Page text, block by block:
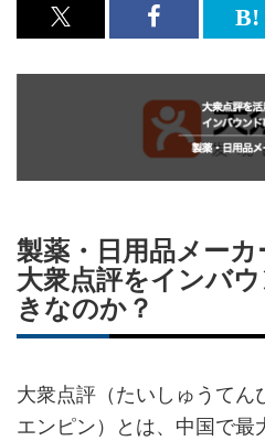
x<br>
シ
ア
す
る
記
事
を
シ
ア
す
製薬・日用品メー
大衆点評をインバ
きなのか？
大衆点評（たいしゅうてん
エンピン）とは、中国で